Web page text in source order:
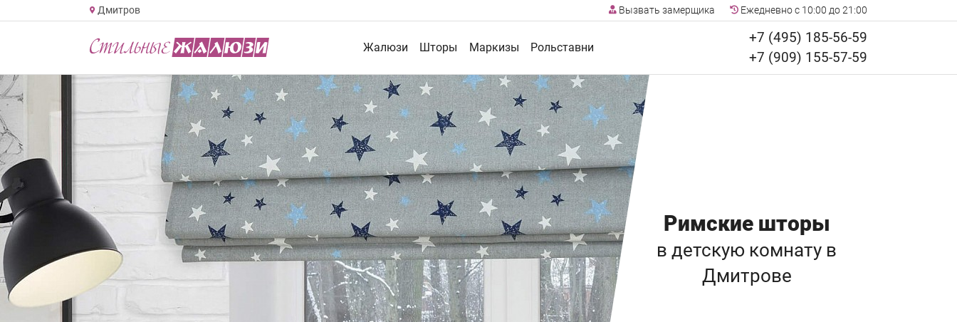
Дмитров Вызвать замерщика Ежедневно с 10:00 до 21:00
Жалюзи Шторы Маркизы Рольставни
+7 (495) 185-56-59
+7 (909) 155-57-59
Римские шторы
в детскую комнату в
Дмитрове